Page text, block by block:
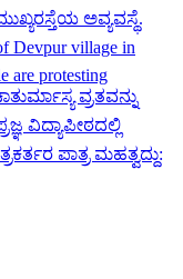
ಅವ್ಯವಸ್ಥೆ.
Devpur village in
are protesting
ವ್ರತವನ್ನು
ವಿದ್ಯಾಪೀಠದಲ್ಲಿ
ಪಾತ್ರ ಮಹತ್ವದ್ದು: